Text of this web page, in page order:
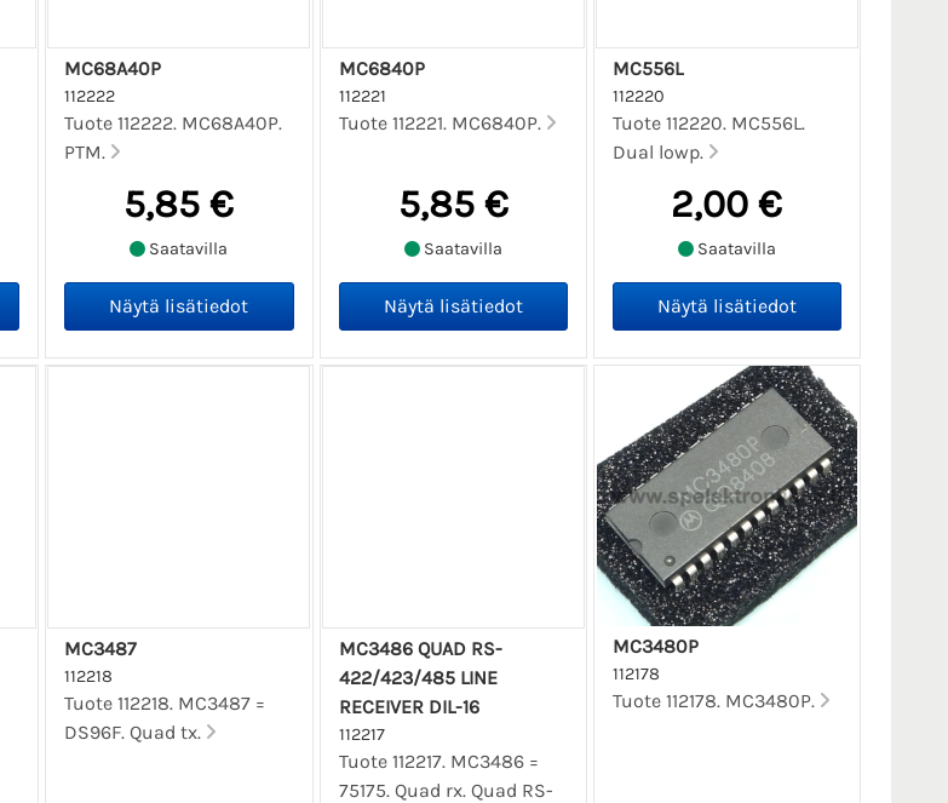
MC68A40P
112222
Tuote 112222. MC68A40P.
PTM.
5,85 €
Saatavilla
MC6840P
112221
Tuote 112221. MC6840P.
5,85 €
Saatavilla
MC556L
112220
Tuote 112220. MC556L.
Dual lowp.
2,00 €
Saatavilla
MC3487
112218
Tuote 112218. MC3487 =
DS96F. Quad tx.
MC3486 QUAD RS-
422/423/485 LINE
RECEIVER DIL-16
112217
Tuote 112217. MC3486 =
75175. Quad rx. Quad RS-
MC3480P
112178
Tuote 112178. MC3480P.